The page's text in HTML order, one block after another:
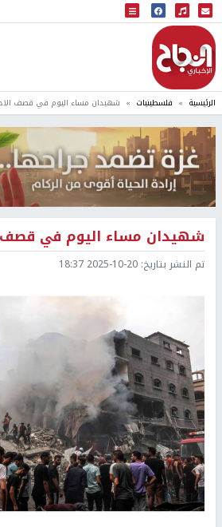
البث المباشر
إذاعة النجاح
الرئيسية فلسطينيات شهيدان مساء اليوم في قصف
شهيدان مساء اليوم في قصف
تم النشر بتاريخ: 2025-10-20 18:37